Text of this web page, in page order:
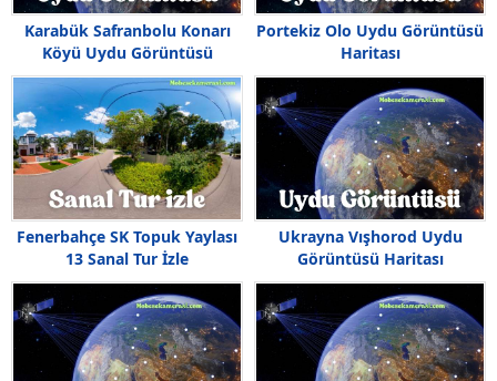
Karabük Safranbolu Konarı
Köyü Uydu Görüntüsü
Portekiz Olo Uydu Görüntüsü
Haritası
Fenerbahçe SK Topuk Yaylası
13 Sanal Tur İzle
Ukrayna Vışhorod Uydu
Görüntüsü Haritası